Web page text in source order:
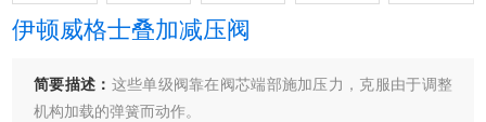
伊顿威格士叠加减压阀
简要描述： 这些单级阀靠在阀芯端部施加压力，克服由于调整
机构加载的弹簧而动作。